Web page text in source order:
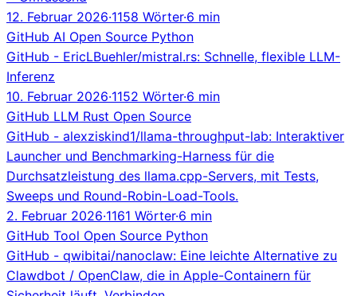
12. Februar 2026·1158 Wörter·6 min
GitHub AI Open Source Python
GitHub - EricLBuehler/mistral.rs: Schnelle, flexible LLM-
Inferenz
10. Februar 2026·1152 Wörter·6 min
GitHub LLM Rust Open Source
GitHub - alexziskind1/llama-throughput-lab: Interaktiver
Launcher und Benchmarking-Harness für die
Durchsatzleistung des llama.cpp-Servers, mit Tests,
Sweeps und Round-Robin-Load-Tools.
2. Februar 2026·1161 Wörter·6 min
GitHub Tool Open Source Python
GitHub - qwibitai/nanoclaw: Eine leichte Alternative zu
Clawdbot / OpenClaw, die in Apple-Containern für